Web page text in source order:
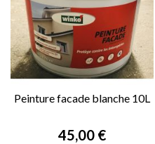
Peinture facade blanche 10L
Prix
45,00 €